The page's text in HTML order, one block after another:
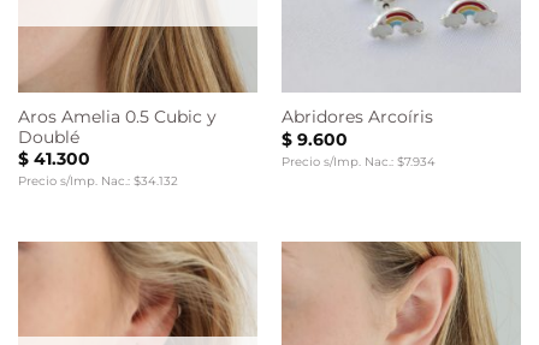
Aros Amelia 0.5 Cubic y
Doublé
$41.300
Precio s/Imp. Nac.: $34.132
Abridores Arcoíris
$9.600
Precio s/Imp. Nac.: $7.934